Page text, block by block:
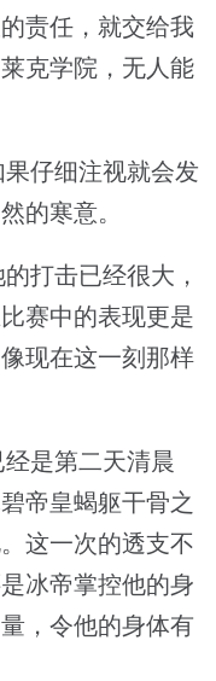
责任，就交给我
克学院，无人能
仔细注视就会发
的寒意。
打击已经很大，
赛中的表现更是
现在这一刻那样
是第二天清晨
帝皇蝎躯干骨之
这一次的透支不
冰帝掌控他的身
，令他的身体有